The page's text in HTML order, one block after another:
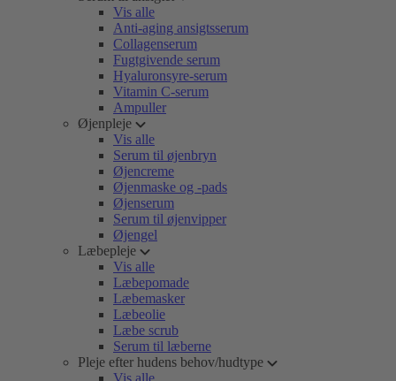
Vis alle
Anti-aging ansigtsserum
Collagenserum
Fugtgivende serum
Hyaluronsyre-serum
Vitamin C-serum
Ampuller
Øjenpleje
Vis alle
Serum til øjenbryn
Øjencreme
Øjenmaske og -pads
Øjenserum
Serum til øjenvipper
Øjengel
Læbepleje
Vis alle
Læbepomade
Læbemasker
Læbeolie
Læbe scrub
Serum til læberne
Pleje efter hudens behov/hudtype
Vis alle